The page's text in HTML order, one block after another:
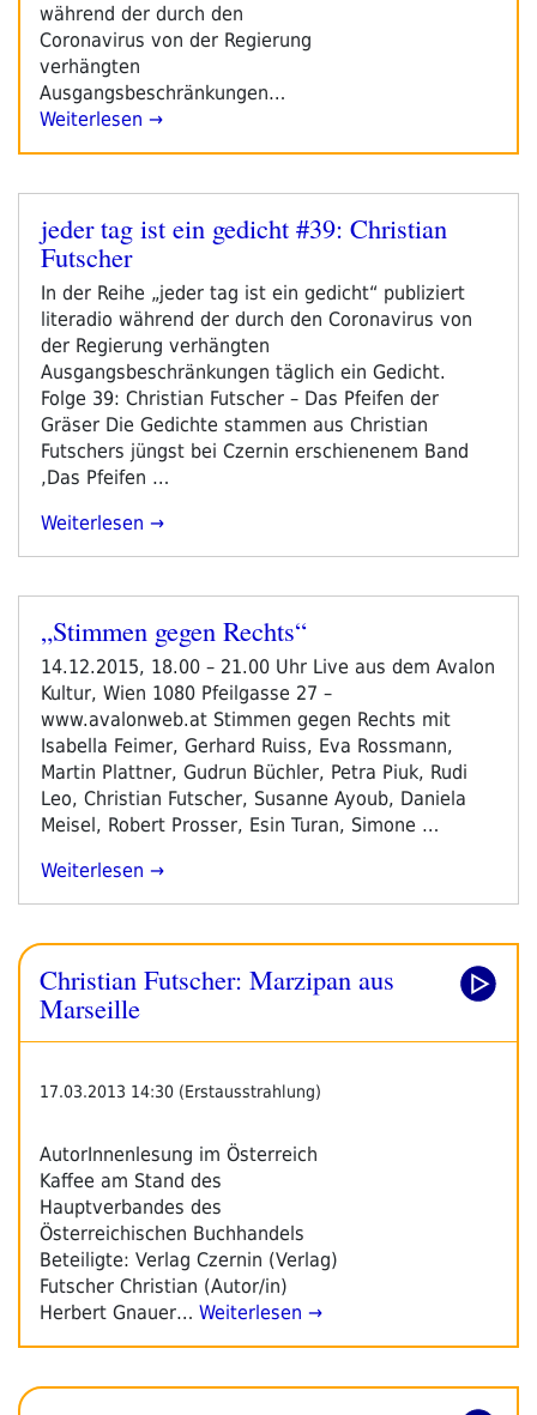
während der durch den
Coronavirus von der Regierung
verhängten
Ausgangsbeschränkungen…
Weiterlesen →
Veröffentlicht
am
jeder tag ist ein gedicht #39: Christian
Futscher
In der Reihe „jeder tag ist ein gedicht“ publiziert
literadio während der durch den Coronavirus von
der Regierung verhängten
Ausgangsbeschränkungen täglich ein Gedicht.
Folge 39: Christian Futscher – Das Pfeifen der
Gräser Die Gedichte stammen aus Christian
Futschers jüngst bei Czernin erschienenem Band
‚Das Pfeifen …
„jeder
Ein
Gedicht
Christian
Futscher“
Weiterlesen
Veröffentlicht
„Stimmen gegen Rechts“
14.12.2015, 18.00 – 21.00 Uhr Live aus dem Avalon
Kultur, Wien 1080 Pfeilgasse 27 –
www.avalonweb.at Stimmen gegen Rechts mit
Isabella Feimer, Gerhard Ruiss, Eva Rossmann,
Martin Plattner, Gudrun Büchler, Petra Piuk, Rudi
Leo, Christian Futscher, Susanne Ayoub, Daniela
Meisel, Robert Prosser, Esin Turan, Simone …
„„Stimmen
Weiterlesen
Christian Futscher: Marzipan aus
Marseille
17.03.2013 14:30 (Erstausstrahlung)
AutorInnenlesung im Österreich
Kaffee am Stand des
Hauptverbandes des
Österreichischen Buchhandels
Beteiligte: Verlag Czernin (Verlag)
Futscher Christian (Autor/in)
Herbert Gnauer… Weiterlesen →